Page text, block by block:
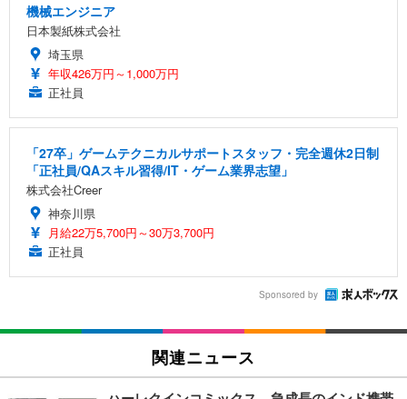
機械エンジニア
日本製紙株式会社
埼玉県
年収426万円～1,000万円
正社員
「27卒」ゲームテクニカルサポートスタッフ・完全週休2日制
「正社員/QAスキル習得/IT・ゲーム業界志望」
株式会社Creer
神奈川県
月給22万5,700円～30万3,700円
正社員
Sponsored by
関連ニュース